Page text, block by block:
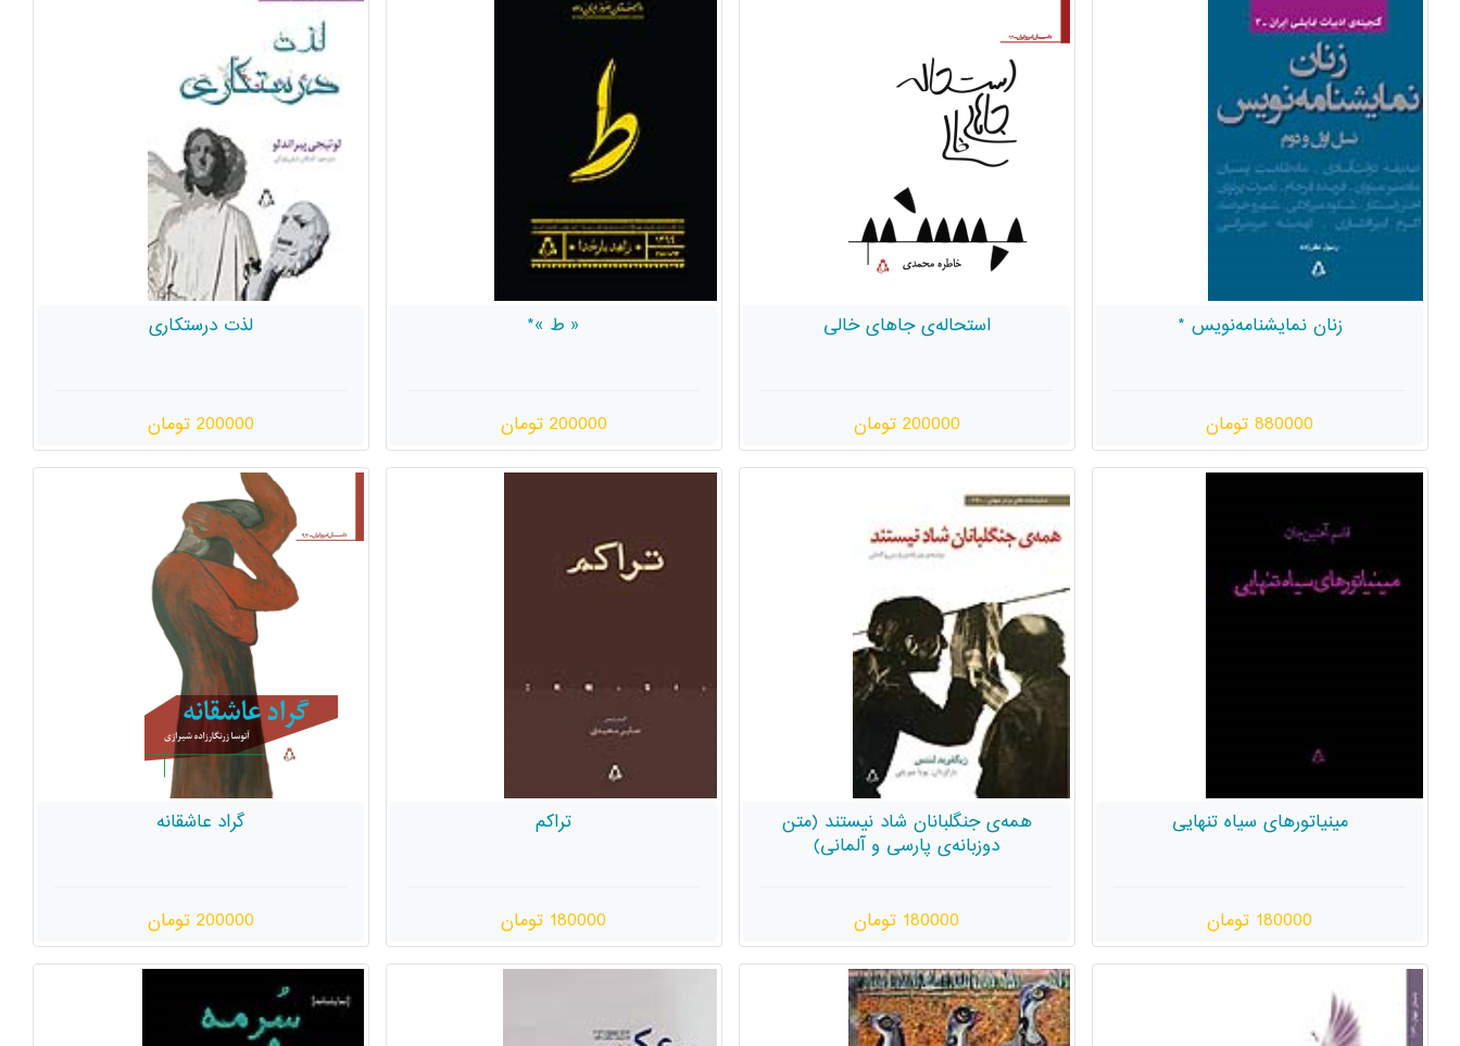
زنان نمایشنامه‌نویس *
880000 تومان
استحاله‌ی جاهای خالی
200000 تومان
« ط »*
200000 تومان
لذت درستکاری
200000 تومان
مینیاتورهای سیاه تنهایی
180000 تومان
همه‌ی جنگلبانان شاد نیستند (متن
دوزبانه‌ی پارسی و آلمانی)
180000 تومان
تراکم
180000 تومان
گراد عاشقانه
200000 تومان